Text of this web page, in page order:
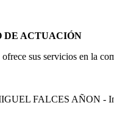
DE ACTUACIÓN
sus servicios en la
FALCES AÑON -